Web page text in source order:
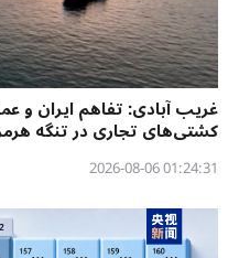
غریب آبادی: تفاهم ایران و
کشتی‌های تجاری در تنگه
01:24:31 2026-08-06